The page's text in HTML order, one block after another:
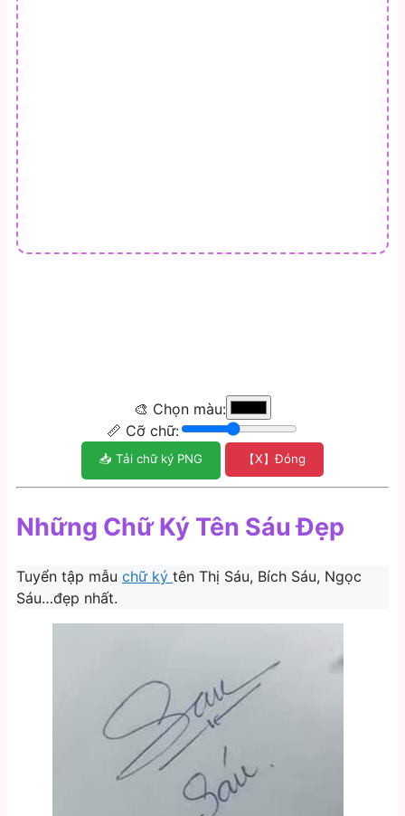
🎨 Chọn màu:
📏 Cỡ chữ:
📥 Tải chữ ký PNG 【X】Đóng
Những Chữ Ký Tên Sáu Đẹp
Tuyển tập mẫu chữ ký tên Thị Sáu, Bích Sáu, Ngọc
Sáu…đẹp nhất.